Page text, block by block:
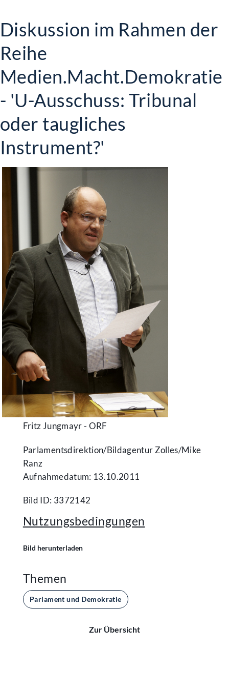
Diskussion im Rahmen der
Reihe
Medien.Macht.Demokratie
- 'U-Ausschuss: Tribunal
oder taugliches
Instrument?'
Fritz Jungmayr - ORF
Parlamentsdirektion/​Bildagentur Zolles/​Mike
Ranz
Aufnahmedatum: 13.10.2011
Bild ID: 3372142
Nutzungsbedingungen
Bild herunterladen
Themen
Parlament und Demokratie
Zur Übersicht